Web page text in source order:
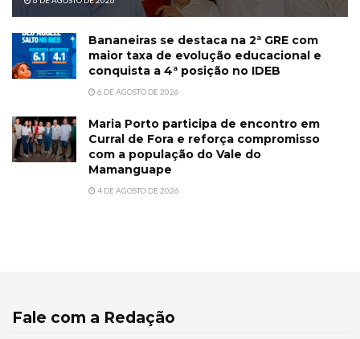
Bananeiras se destaca na 2ª GRE com
maior taxa de evolução educacional e
conquista a 4ª posição no IDEB
6 DE AGOSTO DE 2026
Maria Porto participa de encontro em
Curral de Fora e reforça compromisso
com a população do Vale do
Mamanguape
4 DE AGOSTO DE 2026
Fale com a Redação